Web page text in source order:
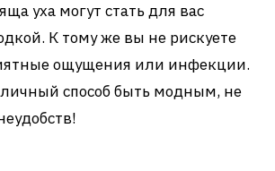
уха могут стать для вас
К тому же вы не рискуете
ощущения или инфекции.
способ быть модным, не